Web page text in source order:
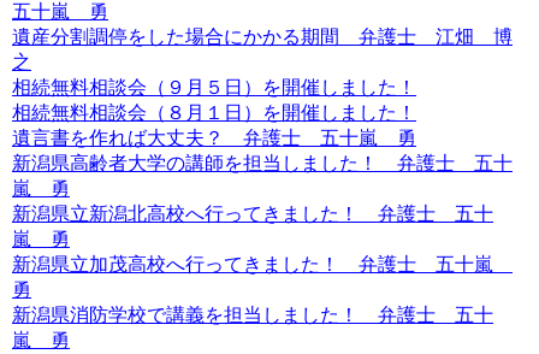
五十嵐 勇
遺産分割調停をした場合にかかる期間 弁護士 江畑 博
之
相続無料相談会（９月５日）を開催しました！
相続無料相談会（８月１日）を開催しました！
遺言書を作れば大丈夫？ 弁護士 五十嵐 勇
新潟県高齢者大学の講師を担当しました！ 弁護士 五十
嵐 勇
新潟県立新潟北高校へ行ってきました！ 弁護士 五十
嵐 勇
新潟県立加茂高校へ行ってきました！ 弁護士 五十嵐
勇
新潟県消防学校で講義を担当しました！ 弁護士 五十
嵐 勇